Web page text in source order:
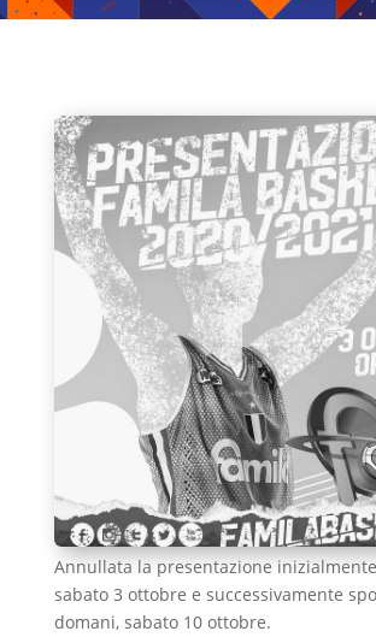
Annullata la presentazione
sabato 3 ottobre e successivamente
domani, sabato 10 ottobre.